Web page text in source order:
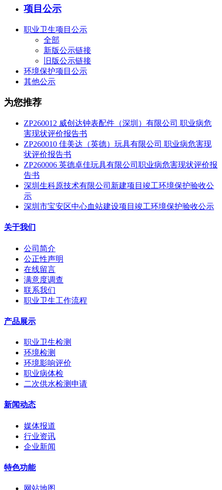
项目公示
职业卫生项目公示
全部
新版公示链接
旧版公示链接
环境保护项目公示
其他公示
为您推荐
ZP260012 威创达钟表配件（深圳）有限公司 职业病危
害现状评价报告书
ZP260010 佳美达（英德）玩具有限公司 职业病危害现
状评价报告书
ZP260006 英德卓佳玩具有限公司职业病危害现状评价报
告书
深圳生科原技术有限公司新建项目竣工环境保护验收公
示
深圳市宝安区中心血站建设项目竣工环境保护验收公示
关于我们
公司简介
公正性声明
在线留言
满意度调查
联系我们
职业卫生工作流程
产品展示
职业卫生检测
环境检测
环境影响评价
职业病体检
二次供水检测申请
新闻动态
媒体报道
行业资讯
企业新闻
特色功能